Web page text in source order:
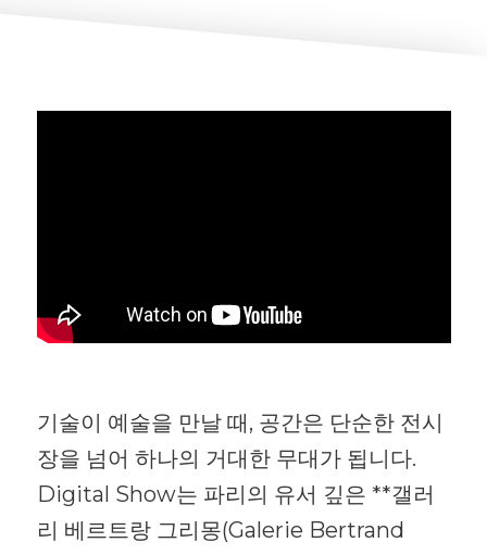
기술이 예술을 만날 때, 공간은 단순한 전시
장을 넘어 하나의 거대한 무대가 됩니다.
Digital Show는 파리의 유서 깊은 **갤러
리 베르트랑 그리몽(Galerie Bertrand